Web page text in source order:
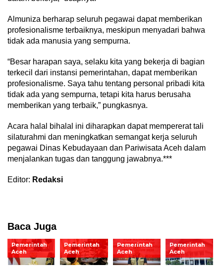
Almuniza berharap seluruh pegawai dapat memberikan
profesionalisme terbaiknya, meskipun menyadari bahwa
tidak ada manusia yang sempurna.
“Besar harapan saya, selaku kita yang bekerja di bagian
terkecil dari instansi pemerintahan, dapat memberikan
profesionalisme. Saya tahu tentang personal pribadi kita
tidak ada yang sempurna, tetapi kita harus berusaha
memberikan yang terbaik,” pungkasnya.
Acara halal bihalal ini diharapkan dapat mempererat tali
silaturahmi dan meningkatkan semangat kerja seluruh
pegawai Dinas Kebudayaan dan Pariwisata Aceh dalam
menjalankan tugas dan tanggung jawabnya.***
Editor: Redaksi
Baca Juga
Pemerintah
Aceh
Pemerintah
Aceh
Pemerintah
Aceh
Pemerintah
Aceh